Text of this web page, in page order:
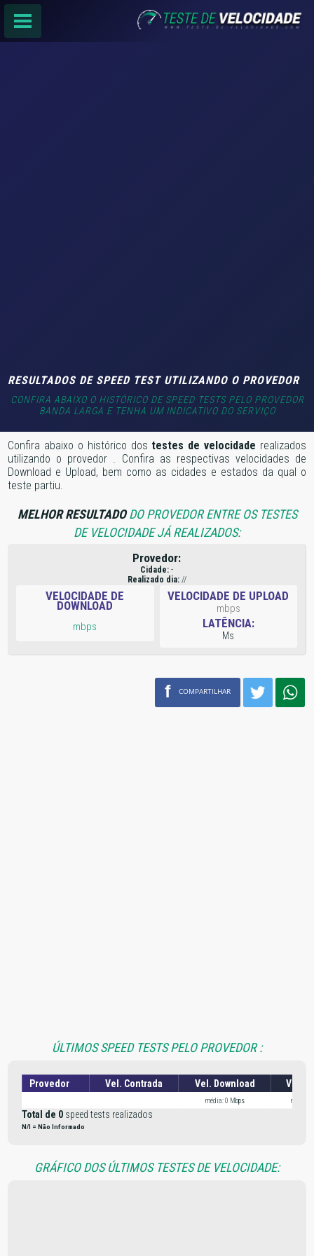
RESULTADOS DE SPEED TEST UTILIZANDO O PROVEDOR
CONFIRA ABAIXO O HISTÓRICO DE SPEED TESTS PELO PROVEDOR
BANDA LARGA E TENHA UM INDICATIVO DO SERVIÇO
Confira abaixo o histórico dos testes de velocidade realizados
utilizando o provedor . Confira as respectivas velocidades de
Download e Upload, bem como as cidades e estados da qual o
teste partiu.
MELHOR RESULTADODO PROVEDOR ENTRE OS TESTES
DE VELOCIDADE JÁ REALIZADOS:
Provedor:
Cidade: -
Realizado dia://
VELOCIDADE DE
DOWNLOAD
mbps
VELOCIDADE DE UPLOAD
mbps
LATÊNCIA:
Ms
f COMPARTILHAR
ÚLTIMOS SPEED TESTS PELO PROVEDOR :
Provedor Vel. Contrada Vel. Download Vel.
média: 0 Mbps média:
Total de 0 speed tests realizados
N/I = Não Informado
GRÁFICO DOS ÚLTIMOS TESTES DE VELOCIDADE: